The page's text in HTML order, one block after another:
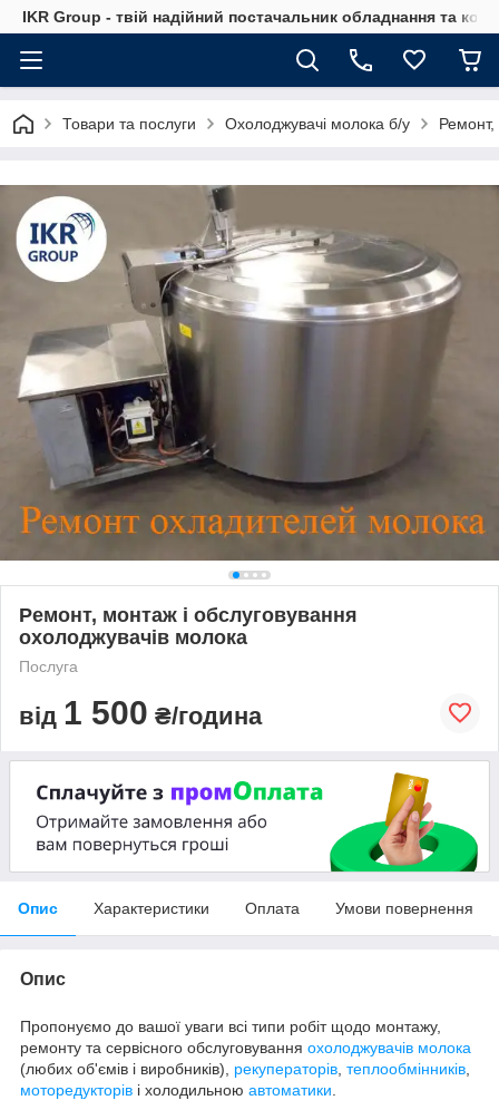
IKR Group - твій надійний постачальник обладнання та
Товари та послуги Охолоджувачі молока б/у Ремонт,
Ремонт, монтаж і обслуговування
охолоджувачів молока
Послуга
від 1 500 ₴/година
Опис Характеристики Оплата Умови повернення
Опис
Пропонуємо до вашої уваги всі типи робіт щодо монтажу,
ремонту та сервісного обслуговування охолоджувачів молока
(любих об'ємів і виробників), рекуператорів, теплообмінників,
моторедукторів і холодильною автоматики.